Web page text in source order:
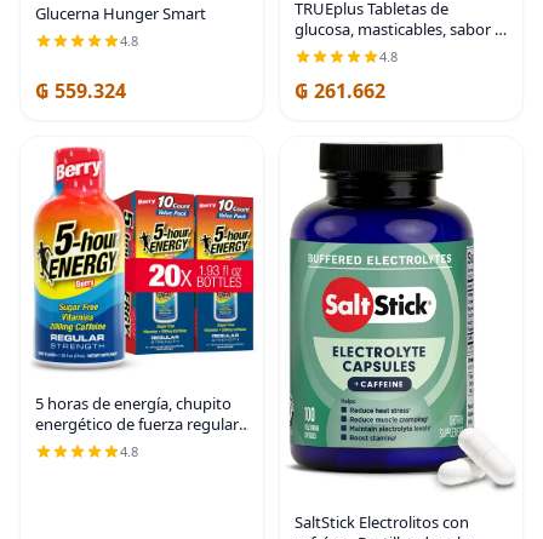
Glucerna Hunger Smart
4.8
₲ 559.324
TRUEplus Tabletas de
glucosa, masticables, sabor a
naranja, 0.53 oz de
carbohidratos de acción
rápida, sin grasa, sin gluten,
4.8
₲ 261.662
5 horas de energía, chupito
energético de fuerza regular,
54.4 ml, paquete de 20 –
potenciador de cafeína sin
4.8
SaltStick Electrolitos con